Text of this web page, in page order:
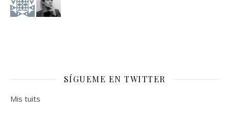
SÍGUEME EN TWITTER
Mis tuits